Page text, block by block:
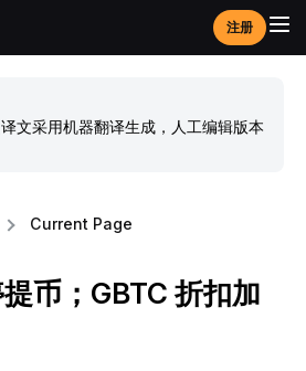
注册
文采用机器翻译生成，人工编辑版本
Current Page
币；GBTC 折扣加